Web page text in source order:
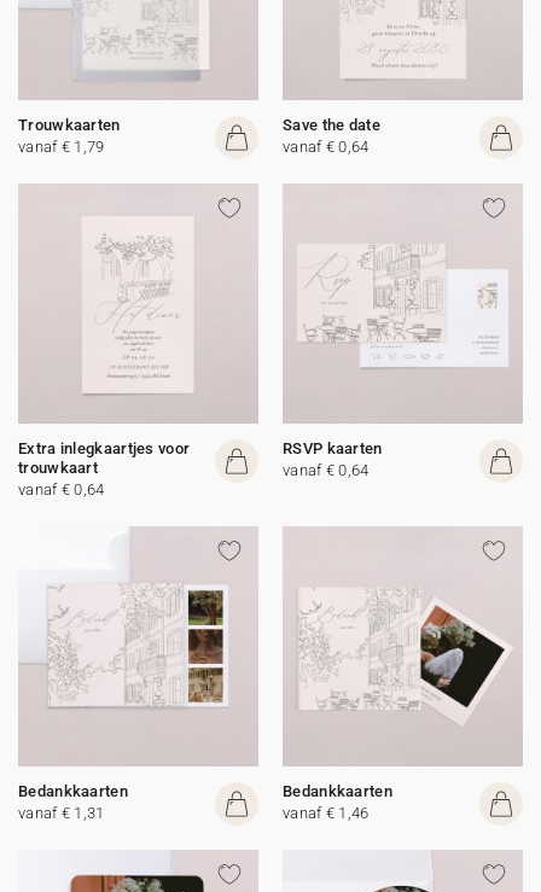
Trouwkaarten
vanaf € 1,79
Save the date
vanaf € 0,64
Extra inlegkaartjes voor
trouwkaart
vanaf € 0,64
RSVP kaarten
vanaf € 0,64
Bedankkaarten
vanaf € 1,31
Bedankkaarten
vanaf € 1,46